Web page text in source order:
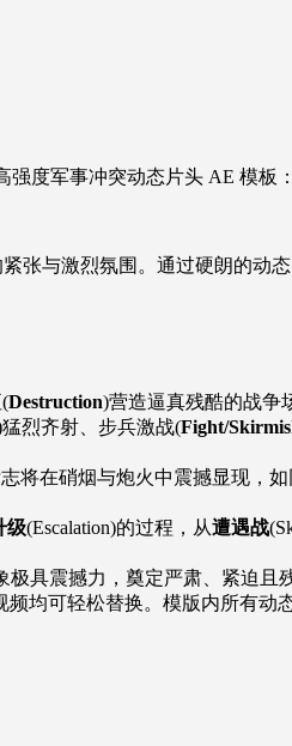
强度军事冲突动态片头 AE 模板
张与激烈氛围。通过硬朗的动
Destruction)营造逼真残酷的战争
烈齐射、步兵激战(Fight/
将在硝烟与炮火中震撼显现，
级(Escalation)的过程，从遭遇战
极具震撼力，奠定严肃、紧迫且
均可轻松替换。模版内所有动